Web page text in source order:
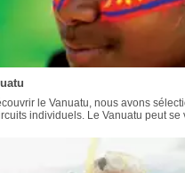
le Vanuatu, nous avons
individuels. Le Vanuatu peut se